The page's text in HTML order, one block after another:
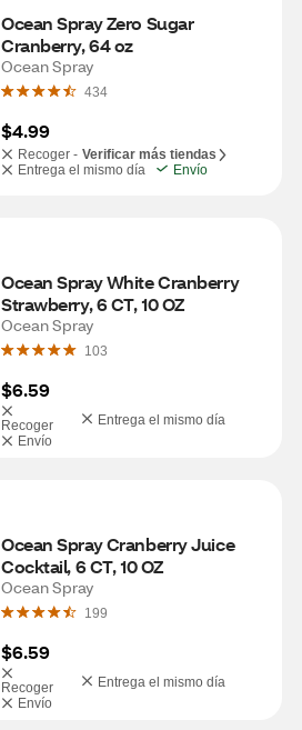
Ocean Spray Zero Sugar
Cranberry, 64 oz
Ocean Spray
434
$4.99
Recoger - Verificar más tiendas
Entrega el mismo día
Envío
Ocean Spray White Cranberry
Strawberry, 6 CT, 10 OZ
Ocean Spray
103
$6.59
Recoger
Entrega el mismo día
Envío
Ocean Spray Cranberry Juice
Cocktail, 6 CT, 10 OZ
Ocean Spray
199
$6.59
Recoger
Entrega el mismo día
Envío